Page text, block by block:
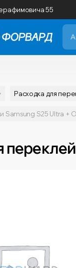
55
Расходка для
Samsung S25 Ultra +